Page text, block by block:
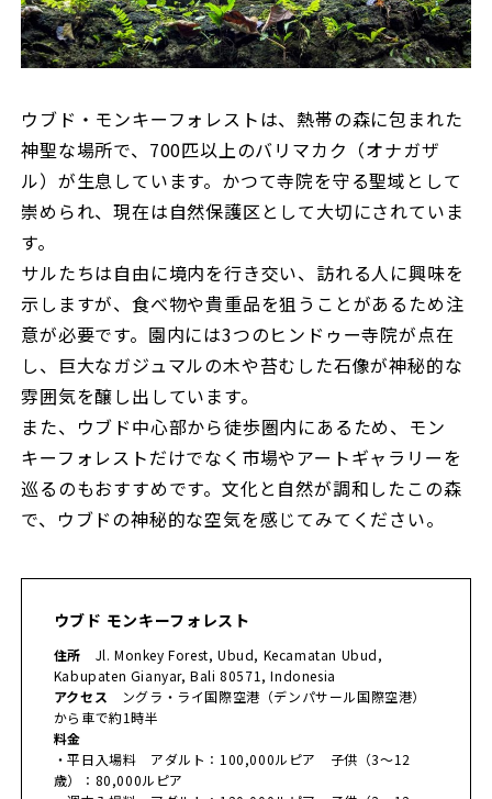
ウブド・モンキーフォレストは、熱帯の森に包まれた
神聖な場所で、700匹以上のバリマカク（オナガザ
ル）が生息しています。かつて寺院を守る聖域として
崇められ、現在は自然保護区として大切にされていま
す。
サルたちは自由に境内を行き交い、訪れる人に興味を
示しますが、食べ物や貴重品を狙うことがあるため注
意が必要です。園内には3つのヒンドゥー寺院が点在
し、巨大なガジュマルの木や苔むした石像が神秘的な
雰囲気を醸し出しています。
また、ウブド中心部から徒歩圏内にあるため、モン
キーフォレストだけでなく市場やアートギャラリーを
巡るのもおすすめです。文化と自然が調和したこの森
で、ウブドの神秘的な空気を感じてみてください。
ウブド モンキーフォレスト
住所 Jl. Monkey Forest, Ubud, Kecamatan Ubud,
Kabupaten Gianyar, Bali 80571, Indonesia
アクセス ングラ・ライ国際空港（デンパサール国際空港）
から車で約1時半
料金
・平日入場料 アダルト：100,000ルピア 子供（3～12
歳）：80,000ルピア